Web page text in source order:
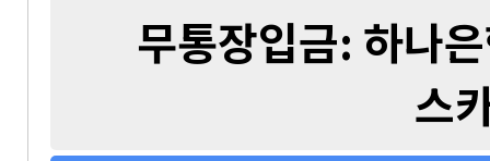
무통장입금: 하나
스